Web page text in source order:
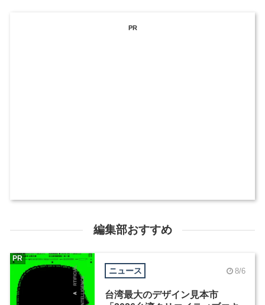
PR
編集部おすすめ
ニュース 8/6
台湾最大のデザイン見本市
PR